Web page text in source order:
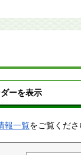
ーを表示
報一覧をご覧くだ